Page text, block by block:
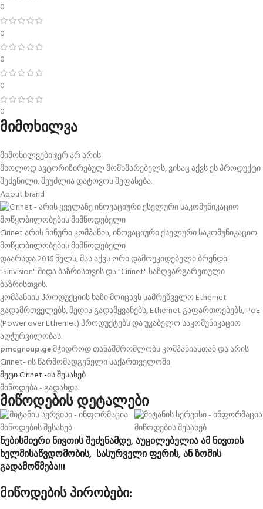
0
0
0
0
0
მიმოხილვა
მიმოხილვები ჯერ არ არის.
მხოლოდ ავტორიზირებულ მომხმარებელს, ვისაც აქვს ეს პროდუქტი
შეძენილი, შეუძლია დატოვოს შეფასება.
About brand
Cirinet არის ჩინური კომპანია, ინოვაციური ქსელური საკომუნიკაციო
მოწყობილობების მიმწოდებელი
დაარსდა 2016 წელს, მას აქვს ორი დამოუკიდებელი ბრენდი:
"Sirivision" შიდა ბაზრისთვის და "Cirinet" საზღვარგარეთული
ბაზრისთვის.
კომპანიის პროდუქციის ხაზი მოიცავს სამრეწველო Ethernet
გადამრთველებს, მედია გადამყვანებს, Ethernet გაფართოებებს, PoE
(Power over Ethernet) პროდუქტებს და უკაბელო საკომუნიკაციო
აღჭურვილობას.
pmcgroup.geმჭიდროდ თანამშრომლობს კომპანიასთან და არის
Cirinet- ის წარმომადგენელი საქართველოში.
მეტი Cirinet -ის შესახებ
მიწოდება - გადახდა
მიწოდების დეტალები
ნებისმიერი ნივთის შეძენამდე, აუცილებელია ამ ნივთის
ხელმისაწვდომობის, სასურველი ფერის, ან ზომის
გადამოწმება!!!
მიწოდების პირობები: